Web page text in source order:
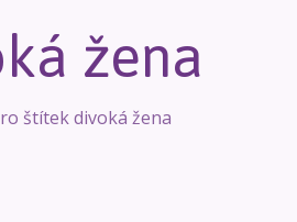
žena
štítek divoká žena